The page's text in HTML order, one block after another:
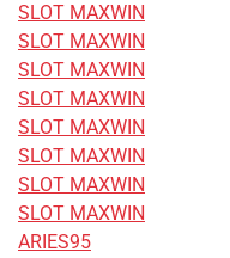
SLOT MAXWIN
SLOT MAXWIN
SLOT MAXWIN
SLOT MAXWIN
SLOT MAXWIN
SLOT MAXWIN
SLOT MAXWIN
SLOT MAXWIN
ARIES95